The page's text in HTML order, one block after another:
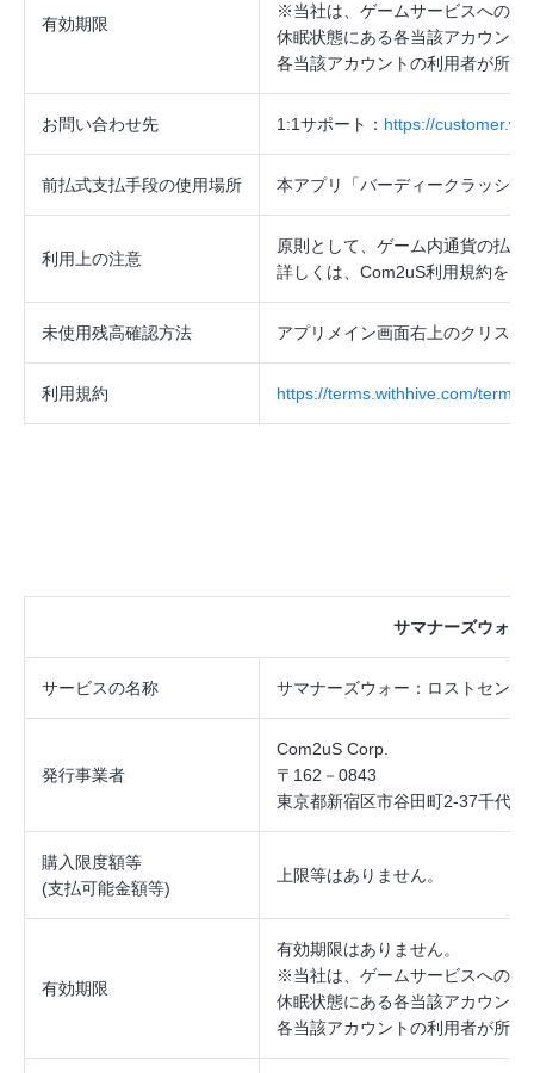
有効期限
※当社は、ゲームサービスへのロ
休眠状態にある各当該アカウン
各当該アカウントの利用者が所
お問い合わせ先 1:1サポート： https://
前払式支払手段の使用場所 本アプリ「バーディークラッシ
利用上の注意
原則として、ゲーム内通貨の払
詳しくは、 Com2uS利用規約をご
未使用残高確認方法 アプリメイン画面右上のクリス
利用規約 https://terms.withhive.com/terms/
サマナーズウォー
サービスの名称 サマナーズウォー：ロストセンチ
発行事業者
Com2uS Corp.
〒162－0843
東京都新宿区市谷田町2‐37千代田
購入限度額等
(支払可能金額等)
上限等はありません。
有効期限
有効期限はありません。
※当社は、ゲームサービスへのロ
休眠状態にある各当該アカウン
各当該アカウントの利用者が所